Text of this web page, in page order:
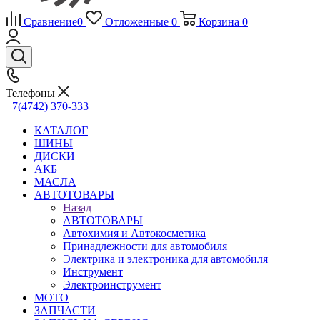
Сравнение0 Отложенные 0 Корзина 0
Телефоны
+7(4742) 370-333
КАТАЛОГ
ШИНЫ
ДИСКИ
АКБ
МАСЛА
АВТОТОВАРЫ
Назад
АВТОТОВАРЫ
Автохимия и Автокосметика
Принадлежности для автомобиля
Электрика и электроника для автомобиля
Инструмент
Электроинструмент
МОТО
ЗАПЧАСТИ